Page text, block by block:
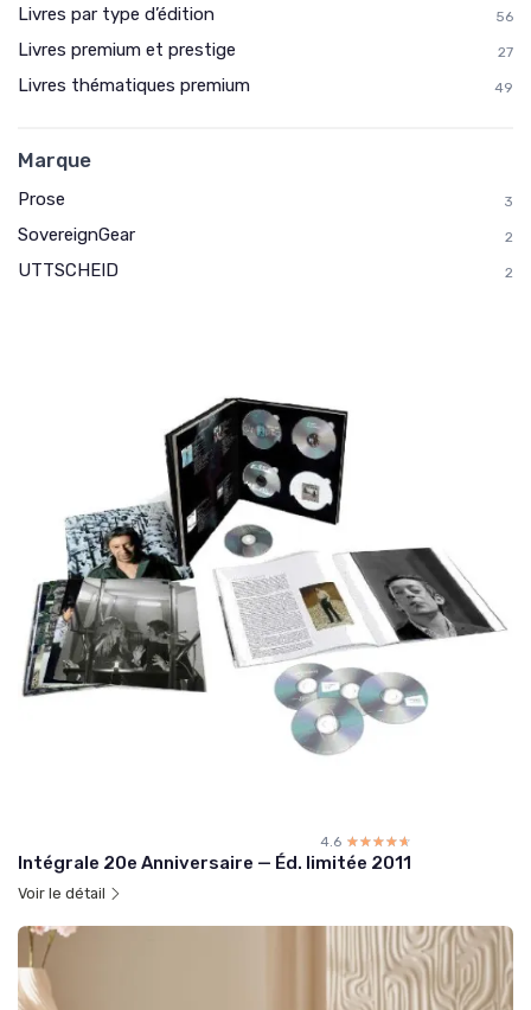
Livres par type d’édition 56
Livres premium et prestige 27
Livres thématiques premium 49
Marque
Prose 3
SovereignGear 2
UTTSCHEID 2
4.6 ☆☆☆☆☆
★★★★★
Intégrale 20e Anniversaire — Éd. limitée 2011
Voir le détail